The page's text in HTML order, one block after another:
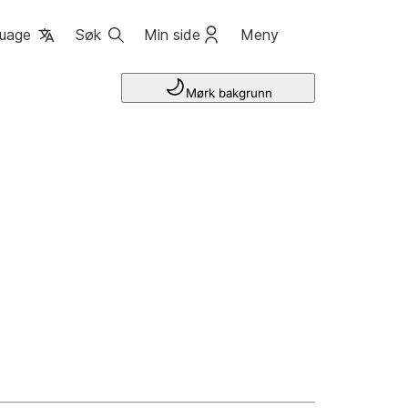
Søk Min side Meny
Mørk bakgrunn